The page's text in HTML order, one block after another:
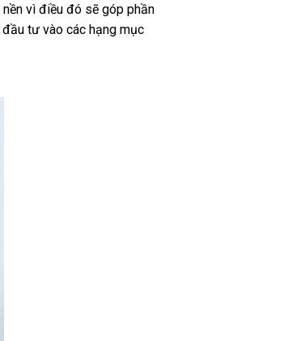
vì điều đó sẽ góp phần
tư vào các hạng mục